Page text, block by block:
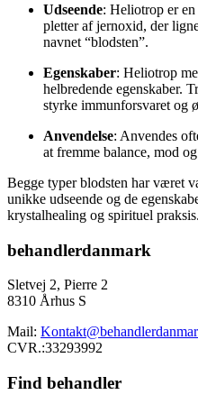
Udseende: Heliotrop er
pletter af jernoxid, der
navnet “blodsten”.
Egenskaber: Heliotrop
helbredende egenskaber.
styrke immunforsvaret og
Anvendelse: Anvendes
at fremme balance, mod
Begge typer blodsten har været
unikke udseende og de
krystalhealing og spirituel praksis.
behandlerdanmark
Sletvej 2, Pierre 2
8310 Århus S
Mail:
CVR.:33293992
Find behandler